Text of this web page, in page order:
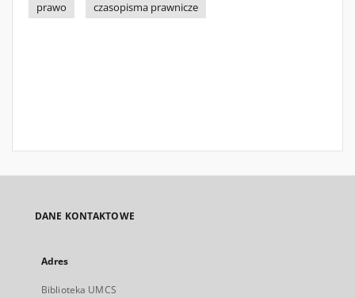
prawo
czasopisma prawnicze
DANE KONTAKTOWE
Adres
Biblioteka UMCS